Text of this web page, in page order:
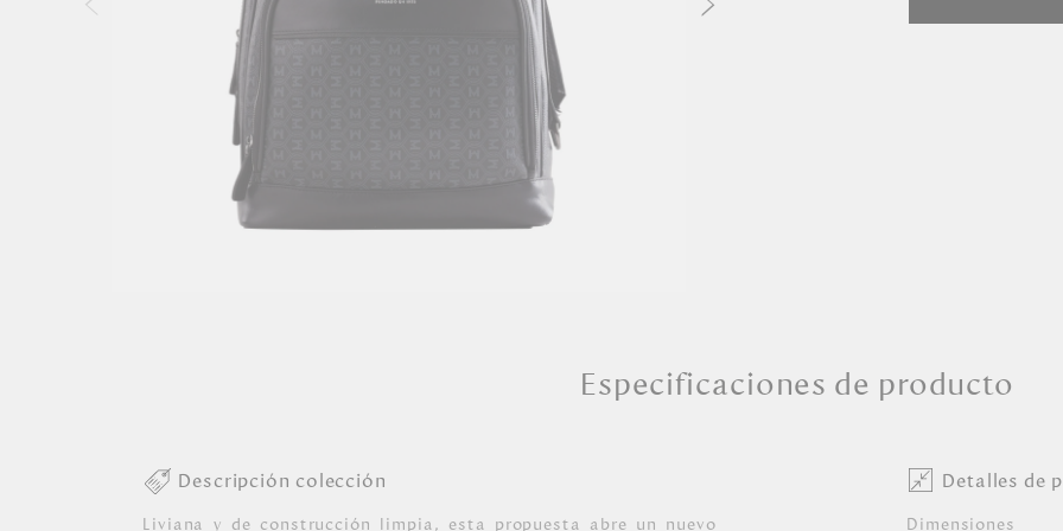
Especificaciones de producto
Descripción colección
Liviana y de construcción limpia, esta propuesta abre un nuevo
Detalles de
Dimensiones